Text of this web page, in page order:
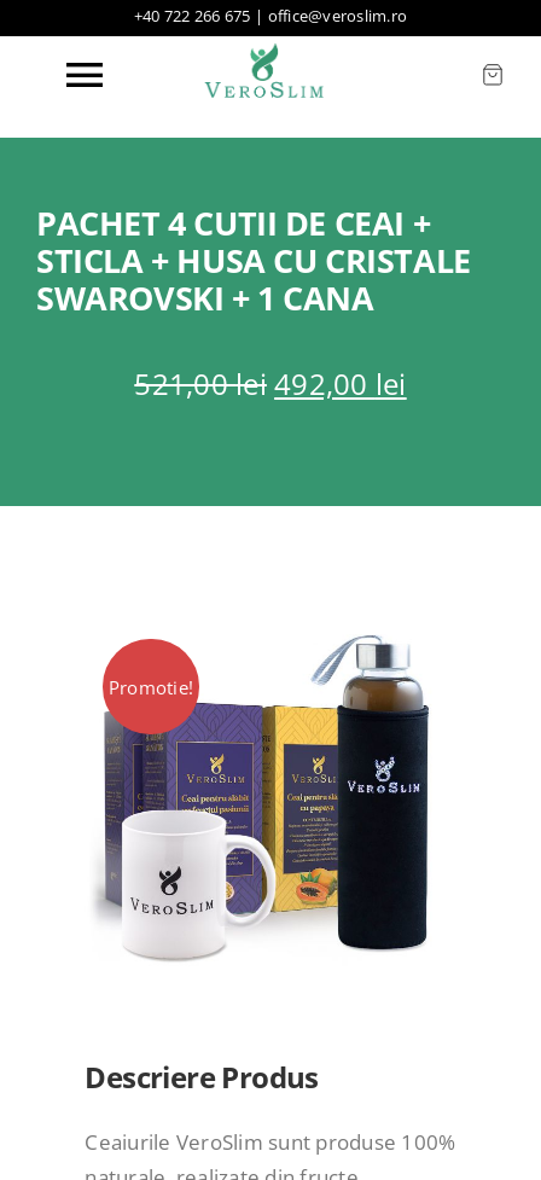
content
+40 722 266 675 | office@veroslim.ro
Toggle
Produse
Mass Media
Locatii Veroslim
PACHET 4 CUTII DE CEAI +
STICLA + HUSA CU CRISTALE
SWAROVSKI + 1 CANA
521,00leiPrețul
inițial
521,00 lei.
492,00 lei
curent
Promotie!
Descriere Produs
Ceaiurile VeroSlim sunt produse 100%